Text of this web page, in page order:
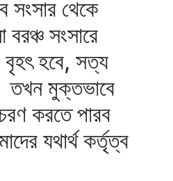
সংসার থেকে
সংসারে
বৃহৎ হবে, সত্য
তখন মুক্তভাবে
করতে পারব
যথার্থ কর্তৃত্ব